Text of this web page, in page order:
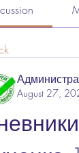
August 27,